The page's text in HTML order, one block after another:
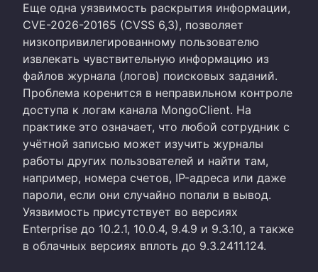
Еще одна уязвимость раскрытия информации,
CVE-2026-20165 (CVSS 6,3), позволяет
низкопривилегированному пользователю
извлекать чувствительную информацию из
файлов журнала (логов) поисковых заданий.
Проблема коренится в неправильном контроле
доступа к логам канала MongoClient. На
практике это означает, что любой сотрудник с
учётной записью может изучить журналы
работы других пользователей и найти там,
например, номера счетов, IP-адреса или даже
пароли, если они случайно попали в вывод.
Уязвимость присутствует во версиях
Enterprise до 10.2.1, 10.0.4, 9.4.9 и 9.3.10, а также
в облачных версиях вплоть до 9.3.2411.124.